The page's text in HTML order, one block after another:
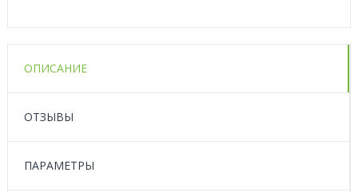
ОПИСАНИЕ
ОТЗЫВЫ
ПАРАМЕТРЫ